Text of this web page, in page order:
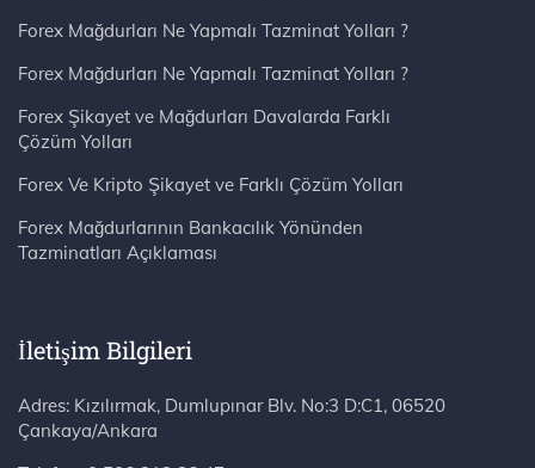
Forex Mağdurları Ne Yapmalı Tazminat Yolları ?
Forex Mağdurları Ne Yapmalı Tazminat Yolları ?
Forex Şikayet ve Mağdurları Davalarda Farklı
Çözüm Yolları
Forex Ve Kripto Şikayet ve Farklı Çözüm Yolları
Forex Mağdurlarının Bankacılık Yönünden
Tazminatları Açıklaması
İletişim Bilgileri
Adres: Kızılırmak, Dumlupınar Blv. No:3 D:C1, 06520 Çankaya/Ankara